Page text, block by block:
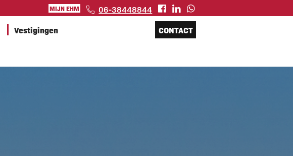
MIJN EHM
06-38448844
Vestigingen CONTACT